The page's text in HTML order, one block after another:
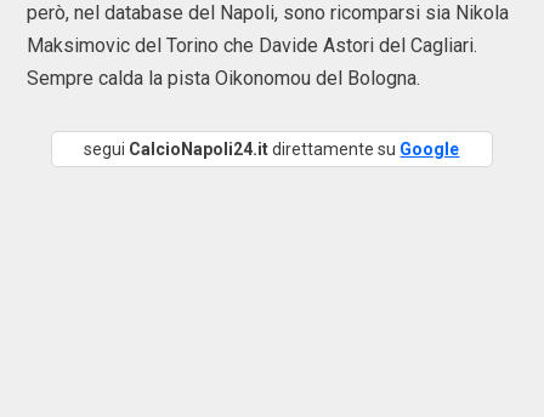
però, nel database del Napoli, sono ricomparsi sia Nikola
Maksimovic del Torino che Davide Astori del Cagliari.
Sempre calda la pista Oikonomou del Bologna.
segui CalcioNapoli24.itdirettamente su Google